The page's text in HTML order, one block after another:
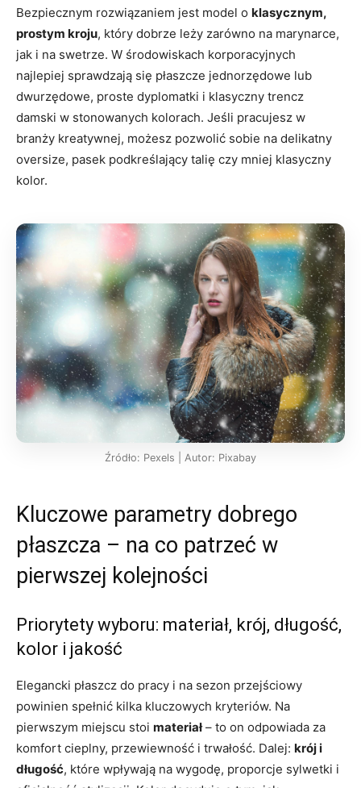
Bezpiecznym rozwiązaniem jest model o klasycznym,
prostym kroju, który dobrze leży zarówno na marynarce,
jak i na swetrze. W środowiskach korporacyjnych
najlepiej sprawdzają się płaszcze jednorzędowe lub
dwurzędowe, proste dyplomatki i klasyczny trencz
damski w stonowanych kolorach. Jeśli pracujesz w
branży kreatywnej, możesz pozwolić sobie na delikatny
oversize, pasek podkreślający talię czy mniej klasyczny
kolor.
Źródło: Pexels | Autor: Pixabay
Kluczowe parametry dobrego
płaszcza – na co patrzeć w
pierwszej kolejności
Priorytety wyboru: materiał, krój, długość,
kolor i jakość
Elegancki płaszcz do pracy i na sezon przejściowy
powinien spełnić kilka kluczowych kryteriów. Na
pierwszym miejscu stoi materiał– to on odpowiada za
komfort cieplny, przewiewność i trwałość. Dalej: krój i
długość, które wpływają na wygodę, proporcje sylwetki i